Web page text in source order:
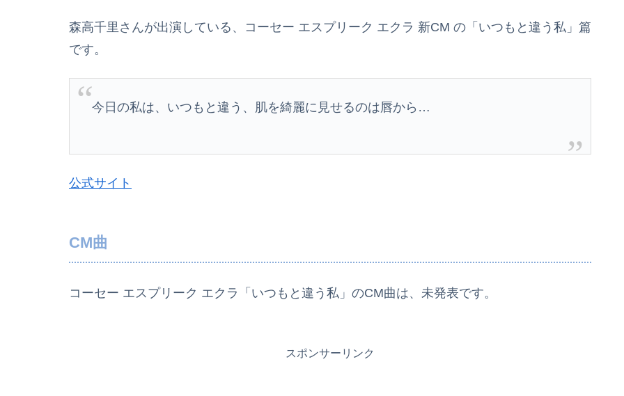
森高千里さんが出演している、コーセー エスプリーク エクラ 新CM の「いつもと違う私」篇
です。
今日の私は、いつもと違う、肌を綺麗に見せるのは唇から…
公式サイト
CM曲
コーセー エスプリーク エクラ「いつもと違う私」のCM曲は、未発表です。
スポンサーリンク